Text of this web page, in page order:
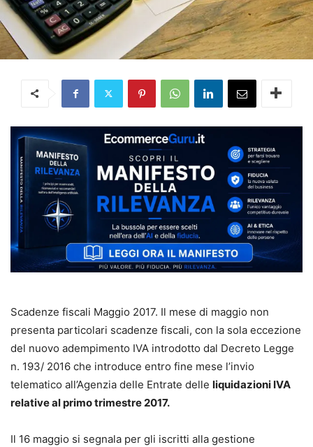
Scadenze fiscali Maggio 2017. Il mese di maggio non
presenta particolari scadenze fiscali, con la sola eccezione
del nuovo adempimento IVA introdotto dal Decreto Legge
n. 193/ 2016 che introduce entro fine mese l’invio
telematico all’Agenzia delle Entrate delle liquidazioni IVA
relative al primo trimestre 2017.
Il 16 maggio si segnala per gli iscritti alla gestione